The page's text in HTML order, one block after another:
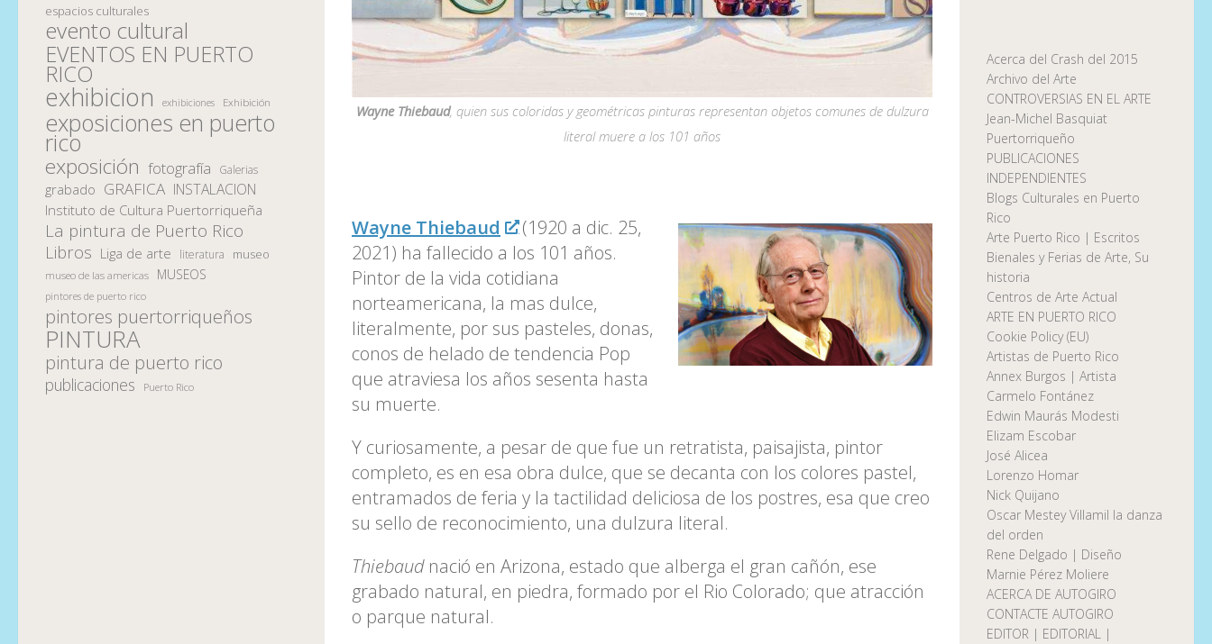
Wayne Thiebaud, quien sus coloridas y geométricas pinturas representan objetos comunes de dulzura
literal muere a los 101 años
Wayne Thiebaud
(1920 a dic. 25,
2021) ha fallecido a los 101 años.
Pintor de la vida cotidiana
norteamericana, la mas dulce,
literalmente, por sus pasteles, donas,
conos de helado de tendencia Pop
que atraviesa los años sesenta hasta
su muerte.
Y curiosamente, a pesar de que fue un retratista, paisajista, pintor
completo, es en esa obra dulce, que se decanta con los colores pastel,
entramados de feria y la tactilidad deliciosa de los postres, esa que creo
su sello de reconocimiento, una dulzura literal.
Thiebaudnació en Arizona, estado que alberga el gran cañón, ese
grabado natural, en piedra, formado por el Rio Colorado; que atracción
o parque natural.
espacios culturales
evento cultural
EVENTOS EN PUERTO
RICO
exhibicion exhibiciones Exhibición
exposiciones en puerto
rico
exposición fotografía Galerias
grabado GRAFICA INSTALACION
Instituto de Cultura Puertorriqueña
La pintura de Puerto Rico
Libros Liga de arte literatura museo
museo de las americas MUSEOS
pintores de puerto rico
pintores puertorriqueños
PINTURA
pintura de puerto rico
publicaciones Puerto Rico
Acerca del Crash del 2015
Archivo del Arte
CONTROVERSIAS EN EL ARTE
Jean-Michel Basquiat
Puertorriqueño
PUBLICACIONES
INDEPENDIENTES
Blogs Culturales en Puerto
Rico
Arte Puerto Rico | Escritos
Bienales y Ferias de Arte, Su
historia
Centros de Arte Actual
ARTE EN PUERTO RICO
Cookie Policy (EU)
Artistas de Puerto Rico
Annex Burgos | Artista
Carmelo Fontánez
Edwin Maurás Modesti
Elizam Escobar
José Alicea
Lorenzo Homar
Nick Quijano
Oscar Mestey Villamil la danza
del orden
Rene Delgado | Diseño
Marnie Pérez Moliere
ACERCA DE AUTOGIRO
CONTACTE AUTOGIRO
EDITOR | EDITORIAL |